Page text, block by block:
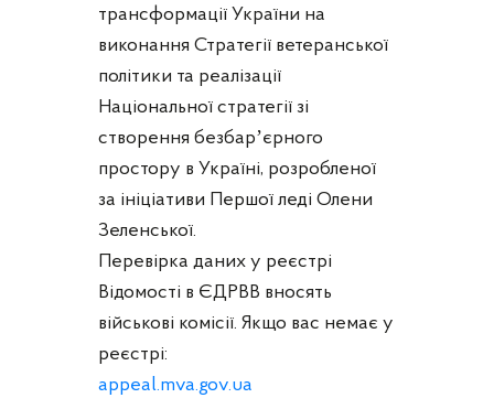
трансформації України на
виконання Стратегії ветеранської
політики та реалізації
Національної стратегії зі
створення безбарʼєрного
простору в Україні, розробленої
за ініціативи Першої леді Олени
Зеленської.
Перевірка даних у реєстрі
Відомості в ЄДРВВ вносять
військові комісії. Якщо вас немає у
реєстрі:
appeal.mva.gov.ua